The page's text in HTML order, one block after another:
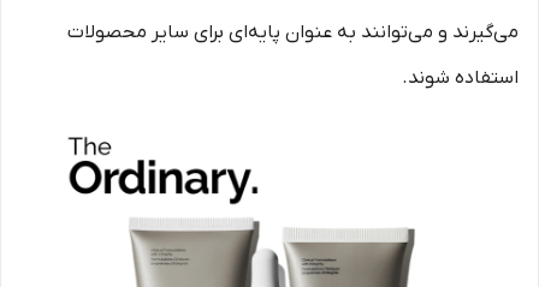
می‌گیرند و می‌توانند به عنوان پایه‌ای برای سایر محصولات
استفاده شوند.